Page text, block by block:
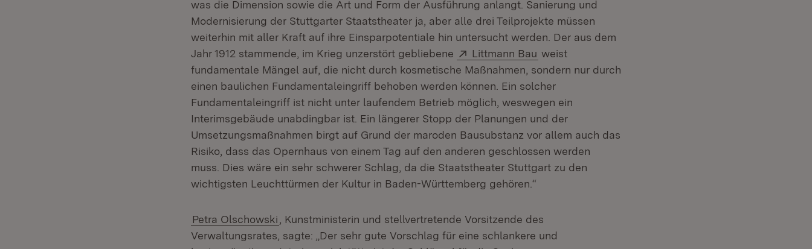
was die Dimension sowie die Art und Form der Ausführung anlangt. Sanierung und
Modernisierung der Stuttgarter Staatstheater ja, aber alle drei Teilprojekte müssen
weiterhin mit aller Kraft auf ihre Einsparpotentiale hin untersucht werden. Der aus dem
Jahr 1912 stammende, im Krieg unzerstört gebliebene
Extern:
Littmann Bau (Öffnet in neuem Fenster)
weist
fundamentale Mängel auf, die nicht durch kosmetische Maßnahmen, sondern nur durch
einen baulichen Fundamentaleingriff behoben werden können. Ein solcher
Fundamentaleingriff ist nicht unter laufendem Betrieb möglich, weswegen ein
Interimsgebäude unabdingbar ist. Ein längerer Stopp der Planungen und der
Umsetzungsmaßnahmen birgt auf Grund der maroden Bausubstanz vor allem auch das
Risiko, dass das Opernhaus von einem Tag auf den anderen geschlossen werden
muss. Dies wäre ein sehr schwerer Schlag, da die Staatstheater Stuttgart zu den
wichtigsten Leuchttürmen der Kultur in Baden-Württemberg gehören.“
Petra Olschowski
, Kunstministerin und stellvertretende Vorsitzende des
Verwaltungsrates, sagte: „Der sehr gute Vorschlag für eine schlankere und